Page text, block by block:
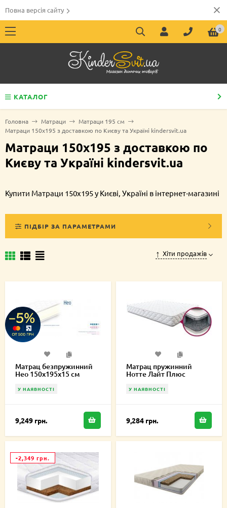
Повна версія сайту
0
КАТАЛОГ
Головна Матраци
Матраци 195 см
Матраци 150х195 з доставкою по Києву та Україні kindersvit.ua
Матраци 150х195 з доставкою по
Києву та Україні kindersvit.ua
Купити Матраци 150х195 у Києві, Україні в інтернет-магазині
ПІДБІР ЗА ПАРАМЕТРАМИ
Хіти продажів
Матрац безпружинний
Нео 150х195х15 см
У НАЯВНОСТІ
9,249 грн.
Матрац пружинний
Нотте Лайт Плюс
У НАЯВНОСТІ
9,284 грн.
-2,349 грн.